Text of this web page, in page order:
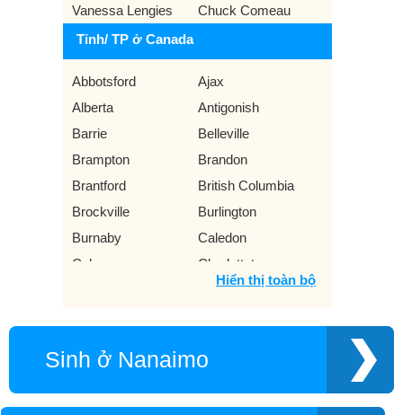
Vanessa Lengies
Chuck Comeau
Tỉnh/ TP ở Canada
Abbotsford
Ajax
Alberta
Antigonish
Barrie
Belleville
Brampton
Brandon
Brantford
British Columbia
Brockville
Burlington
Burnaby
Caledon
Calgary
Charlottetown
Colchester County
Greater Sudbury
Grimsby
Guelph
Halifax
Hiển thị toàn bộ
Sinh ở Nanaimo